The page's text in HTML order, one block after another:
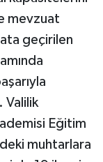
mevzuat
geçirilen
Valilik
Eğitim
muhtarlara